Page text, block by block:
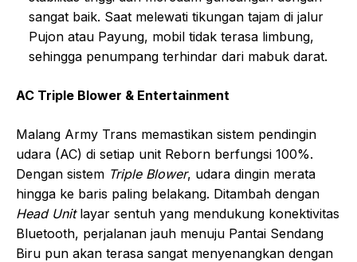
sangat baik. Saat melewati tikungan tajam di jalur
Pujon atau Payung, mobil tidak terasa limbung,
sehingga penumpang terhindar dari mabuk darat.
AC Triple Blower & Entertainment
Malang Army Trans memastikan sistem pendingin
udara (AC) di setiap unit Reborn berfungsi 100%.
Dengan sistem Triple Blower, udara dingin merata
hingga ke baris paling belakang. Ditambah dengan
Head Unitlayar sentuh yang mendukung konektivitas
Bluetooth, perjalanan jauh menuju Pantai Sendang
Biru pun akan terasa sangat menyenangkan dengan